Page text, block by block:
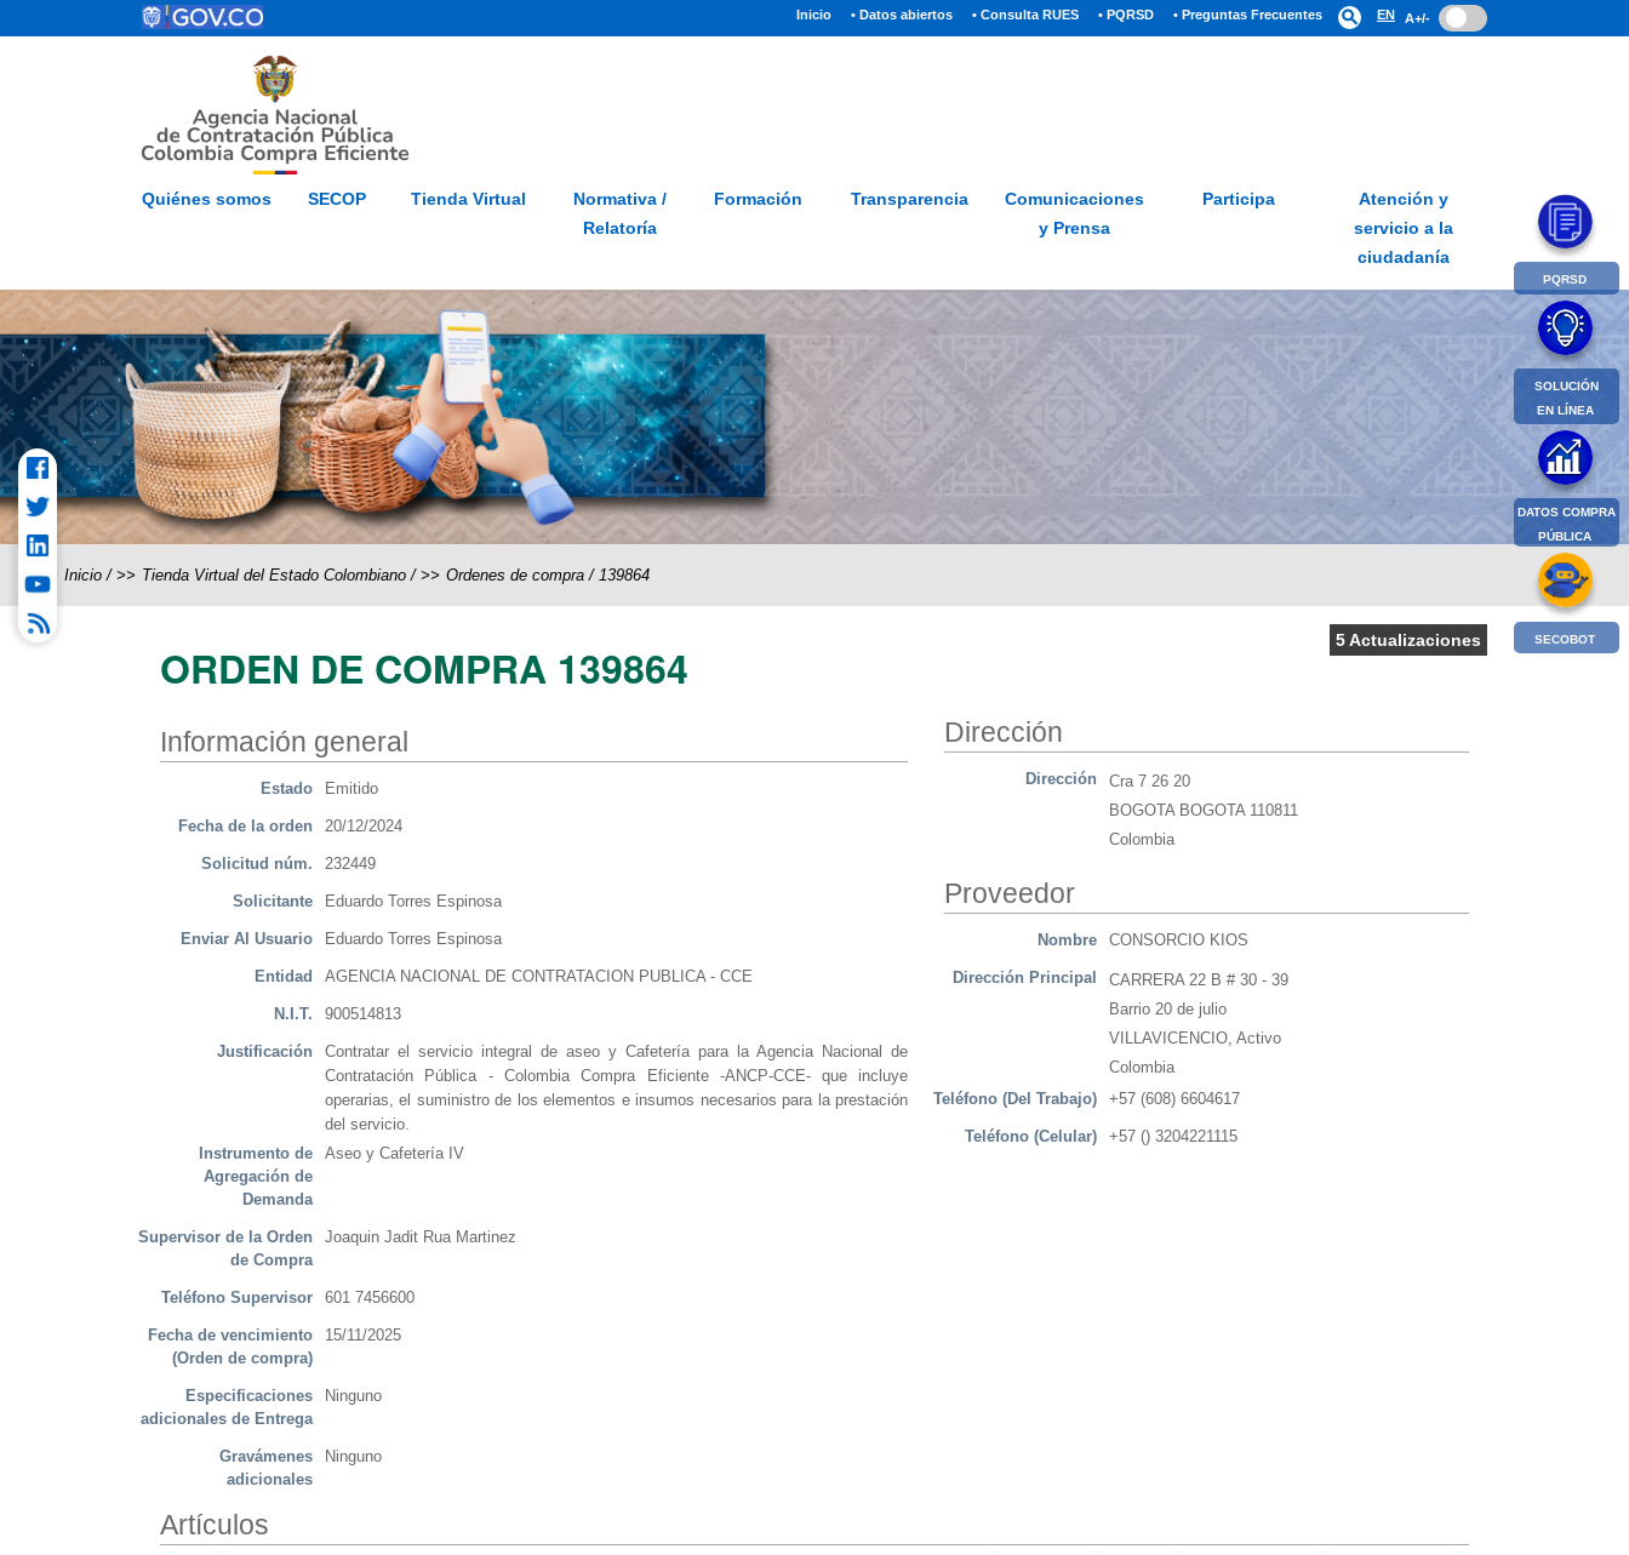
Pasar al contenido principal Inicio(current)
• Datos abiertos • Consulta RUES • PQRSD • Preguntas Frecuentes search EN A+/-
Inicio Mapa del Sitio Glosario PQRSD Preguntas frecuentes
Quiénes somos SECOP Tienda Virtual
Normativa /
Relatoría
Formación Transparencia
Comunicaciones
y Prensa
Participa
Atención y
servicio a la
ciudadanía
Inicio / Tienda Virtual del Estado Colombiano / Ordenes de compra / 139864
5 Actualizaciones
ORDEN DE COMPRA 139864
Información general
Estado Emitido
Fecha de la orden 20/12/2024
Solicitud núm. 232449
Solicitante Eduardo Torres Espinosa
Enviar Al Usuario Eduardo Torres Espinosa
Entidad AGENCIA NACIONAL DE CONTRATACION PUBLICA - CCE
N.I.T. 900514813
Justificación
Contratar el servicio integral de aseo y Cafetería para la Agencia Nacional de
Contratación Pública - Colombia Compra Eficiente -ANCP-CCE- que incluye
operarias, el suministro de los elementos e insumos necesarios para la prestación
del servicio.
Instrumento de
Agregación de
Demanda
Aseo y Cafetería IV
Supervisor de la Orden
de Compra
Joaquin Jadit Rua Martinez
Teléfono Supervisor 601 7456600
Fecha de vencimiento
(Orden de compra)
15/11/2025
Especificaciones
adicionales de Entrega
Ninguno
Gravámenes
adicionales
Ninguno
Dirección
Dirección
Cra 7 26 20
BOGOTA BOGOTA 110811
Colombia
Proveedor
Nombre CONSORCIO KIOS
Dirección Principal
CARRERA 22 B # 30 - 39
Barrio 20 de julio
VILLAVICENCIO, Activo
Colombia
Teléfono (Del Trabajo)
+57 (608) 6604617
Teléfono (Celular) +57 () 3204221115
Artículos
PQRSD
SOLUCIÓN
EN LÍNEA
DATOS COMPRA
PÚBLICA
SECOBOT